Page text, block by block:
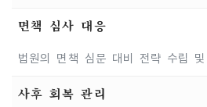
면책 심사 대응
법원의 면책 심문 대비 전략 수립 및
사후 회복 관리